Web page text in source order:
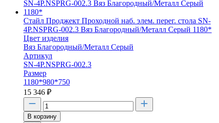
Стайл Проджект Проходной наб. элем. перег. стола SN-
4P.NSPRG-002.3 Вяз Благородный/Металл Серый 1180*
Цвет изделия
Вяз Благородный/Металл Серый
Артикул
SN-4P.NSPRG-002.3
Размер
1180*980*750
15 346 ₽
В корзину